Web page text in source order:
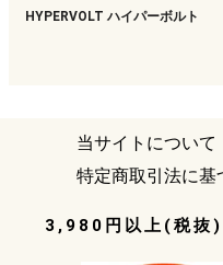
HYPERVOLT ハイパーボルト
当サイトについて
特定商取引法に基
3,980円以上(税抜)